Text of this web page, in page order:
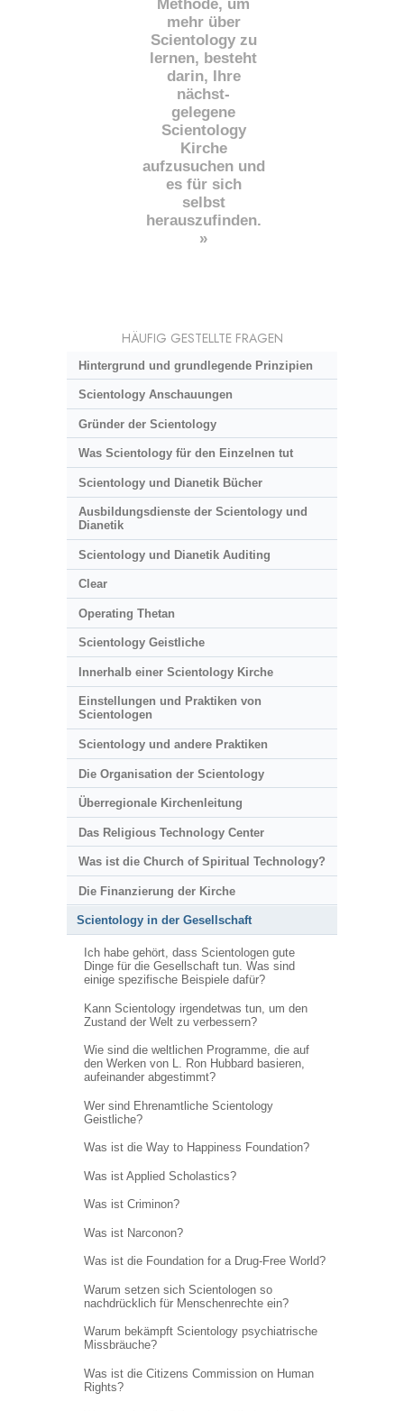
Methode, um
mehr über
Scientology zu
lernen, besteht
darin, Ihre
nächst-
gelegene
Scientology
Kirche
aufzusuchen und
es für sich
selbst
herauszufinden.
»
HÄUFIG GESTELLTE FRAGEN
Hintergrund und grundlegende Prinzipien
Scientology Anschauungen
Gründer der Scientology
Was Scientology für den Einzelnen tut
Scientology und Dianetik Bücher
Ausbildungsdienste der Scientology und
Dianetik
Scientology und Dianetik Auditing
Clear
Operating Thetan
Scientology Geistliche
Innerhalb einer Scientology Kirche
Einstellungen und Praktiken von
Scientologen
Scientology und andere Praktiken
Die Organisation der Scientology
Überregionale Kirchenleitung
Das Religious Technology Center
Was ist die Church of Spiritual Technology?
Die Finanzierung der Kirche
Scientology in der Gesellschaft
Ich habe gehört, dass Scientologen gute
Dinge für die Gesellschaft tun. Was sind
einige spezifische Beispiele dafür?
Kann Scientology irgendetwas tun, um den
Zustand der Welt zu verbessern?
Wie sind die weltlichen Programme, die auf
den Werken von L. Ron Hubbard basieren,
aufeinander abgestimmt?
Wer sind Ehrenamtliche Scientology
Geistliche?
Was ist die Way to Happiness Foundation?
Was ist Applied Scholastics?
Was ist Criminon?
Was ist Narconon?
Was ist die Foundation for a Drug-Free World?
Warum setzen sich Scientologen so
nachdrücklich für Menschenrechte ein?
Warum bekämpft Scientology psychiatrische
Missbräuche?
Was ist die Citizens Commission on Human
Rights?